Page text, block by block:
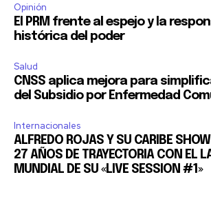
Opinión
El PRM frente al espejo y la
histórica del poder
Salud
CNSS aplica mejora para
del Subsidio por Enfermedad
Internacionales
ALFREDO ROJAS Y SU CARIBE
27 AÑOS DE TRAYECTORIA CON EL
MUNDIAL DE SU «LIVE SESSION #1»